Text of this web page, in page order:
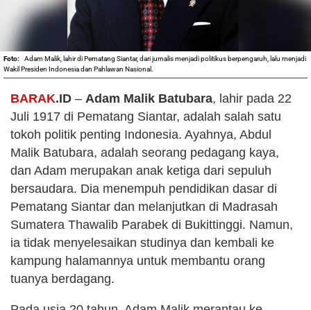
Adam Malik, lahir di Pematang Siantar, dari jurnalis menjadi politikus berpengaruh, lalu menjadi
Wakil Presiden Indonesia dan Pahlawan Nasional.
BARAK.ID – Adam Malik Batubara, lahir pada 22
Juli 1917 di Pematang Siantar, adalah salah satu
tokoh politik penting Indonesia. Ayahnya, Abdul
Malik Batubara, adalah seorang pedagang kaya,
dan Adam merupakan anak ketiga dari sepuluh
bersaudara. Dia menempuh pendidikan dasar di
Pematang Siantar dan melanjutkan di Madrasah
Sumatera Thawalib Parabek di Bukittinggi. Namun,
ia tidak menyelesaikan studinya dan kembali ke
kampung halamannya untuk membantu orang
tuanya berdagang​​.